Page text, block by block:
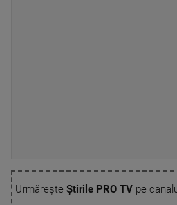
Urmărește Știrile PRO TVpe